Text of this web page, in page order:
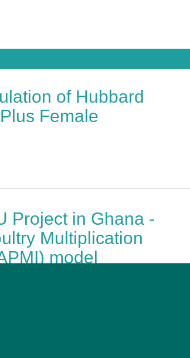
of Hubbard
Female
Project in Ghana -
Multiplication
model